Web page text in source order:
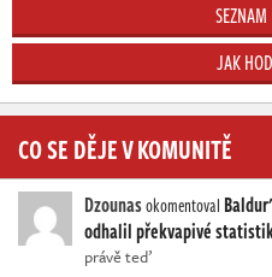
JAK
CO SE DĚJE V KOMUNITĚ
Dzounasokomentoval
odhalil překvapivé
právě teď